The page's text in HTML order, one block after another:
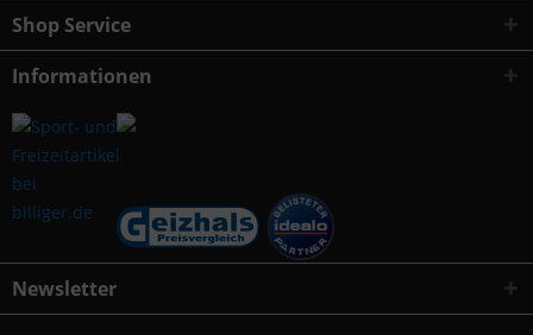
Shop Service
Informationen
Newsletter